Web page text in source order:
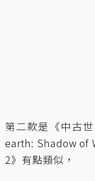
第二款是《中古
earth: Shadow of
2》有點類似，